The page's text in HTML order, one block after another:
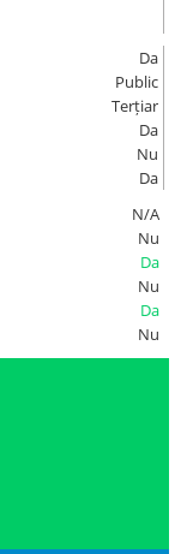
Da
Public
Terțiar
Da
Nu
Da
N/A
Nu
Da
Nu
Da
Nu